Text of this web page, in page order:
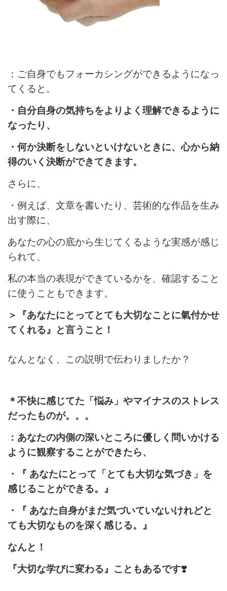
：ご自身でもフォーカシングができるようになっ
てくると。
・自分自身の気持ちをよりよく理解できるように
なったり、
・何か決断をしないといけないときに、心から納
得のいく決断ができてきます。
さらに、
・例えば、文章を書いたり、芸術的な作品を生み
出す際に、
あなたの心の底から生じてくるような実感が感じ
られて、
私の本当の表現ができているかを、確認すること
に使うこともできます。
＞『あなたにとってとても大切なことに氣付かせ
てくれる』と言うこと！
なんとなく、この説明で伝わりましたか？
＊不快に感じてた「悩み」やマイナスのストレス
だったものが。。。
：あなたの内側の深いところに優しく問いかける
ように観察することができたら、
・『 あなたにとって「とても大切な気づき」を
感じることができる。』
・『 あなた自身がまだ気づいていないけれどと
ても大切なものを深く感じる。』
なんと！
『大切な学びに変わる』こともあるです❣️